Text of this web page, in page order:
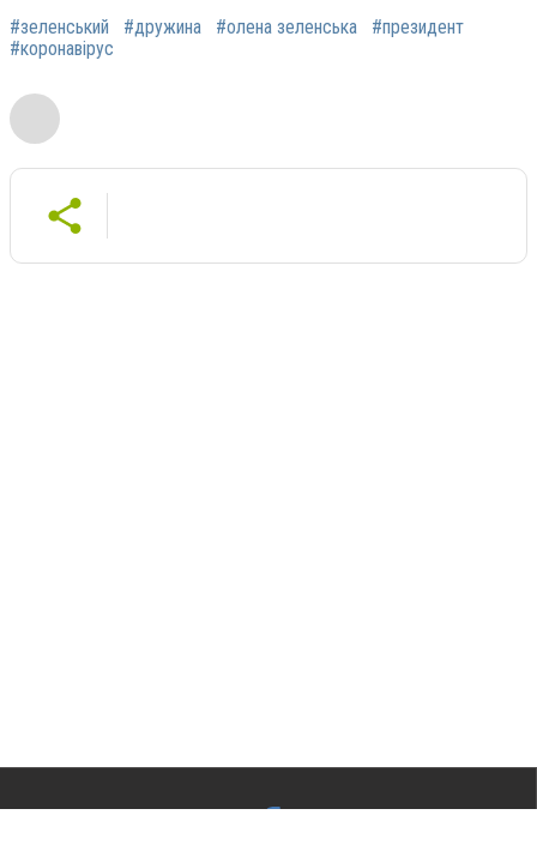
#зеленський #дружина #олена зеленська
#президент
#коронавірус